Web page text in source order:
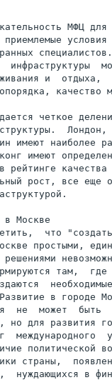
но для развития
международного
политической
страны,
нуждающихся в